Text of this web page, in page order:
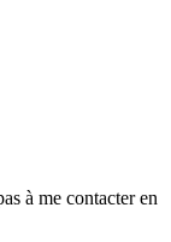
à me contacter en